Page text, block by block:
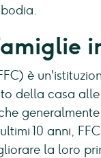
è
della casa
10 anni,
la loro